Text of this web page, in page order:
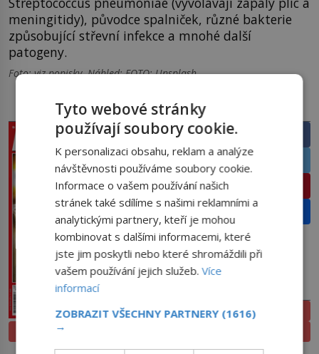
meningitidy), původce spalniček, různé bakterie
způsobující střevní infekce a mnohé další
patogeny.
Foto: viz popisky. Náhled: FOTO: Unsplash
PRÁVĚ V PRODEJI
PROLISTOVAT
SDÍLEJTE ČLÁNEK
Facebook
Twitter
Pinterest
Email
ELEKTRONICKÉ
Tyto webové stránky
používají soubory cookie.
K personalizaci obsahu, reklam a analýze
návštěvnosti používáme soubory cookie.
Informace o vašem používání našich
stránek také sdílíme s našimi reklamními a
analytickými partnery, kteří je mohou
kombinovat s dalšími informacemi, které
jste jim poskytli nebo které shromáždili při
vašem používání jejich služeb.Více
informací
ZOBRAZIT VŠECHNY PARTNERY (1616)
→